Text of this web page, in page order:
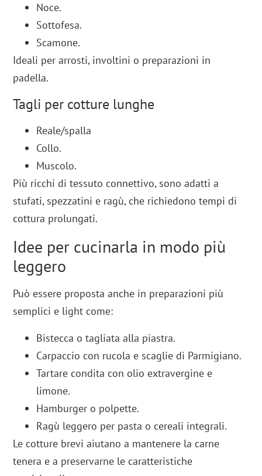
Noce.
Sottofesa.
Scamone.
Ideali per arrosti, involtini o preparazioni in
padella.
Tagli per cotture lunghe
Reale/spalla
Collo.
Muscolo.
Più ricchi di tessuto connettivo, sono adatti a
stufati, spezzatini e ragù, che richiedono tempi di
cottura prolungati.
Idee per cucinarla in modo più
leggero
Può essere proposta anche in preparazioni più
semplici e light come:
Bistecca o tagliata alla piastra.
Carpaccio con rucola e scaglie di Parmigiano.
Tartare condita con olio extravergine e
limone.
Hamburger o polpette.
Ragù leggero per pasta o cereali integrali.
Le cotture brevi aiutano a mantenere la carne
tenera e a preservarne le caratteristiche